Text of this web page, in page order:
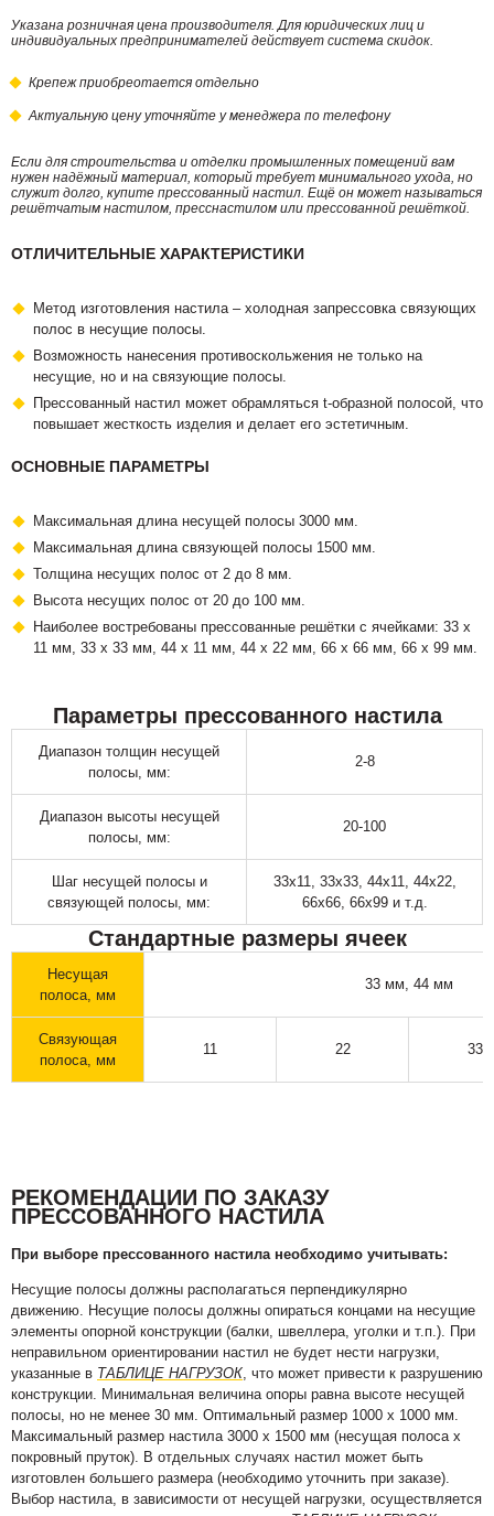
Указана розничная цена производителя. Для юридических лиц и
индивидуальных предпринимателей действует система скидок.
Крепеж приобреотается отдельно
Актуальную цену уточняйте у менеджера по телефону
Если для строительства и отделки промышленных помещений вам
нужен надёжный материал, который требует минимального ухода, но
служит долго, купите прессованный настил. Ещё он может называться
решётчатым настилом, пресснастилом или прессованной решёткой.
ОТЛИЧИТЕЛЬНЫЕ ХАРАКТЕРИСТИКИ
Метод изготовления настила – холодная запрессовка связующих
полос в несущие полосы.
Возможность нанесения противоскольжения не только на
несущие, но и на связующие полосы.
Прессованный настил может обрамляться t-образной полосой, что
повышает жесткость изделия и делает его эстетичным.
ОСНОВНЫЕ ПАРАМЕТРЫ
Максимальная длина несущей полосы 3000 мм.
Максимальная длина связующей полосы 1500 мм.
Толщина несущих полос от 2 до 8 мм.
Высота несущих полос от 20 до 100 мм.
Наиболее востребованы прессованные решётки с ячейками: 33 х
11 мм, 33 х 33 мм, 44 х 11 мм, 44 х 22 мм, 66 х 66 мм, 66 х 99 мм.
Параметры прессованного настила
Диапазон толщин несущей
полосы, мм:
2-8
Диапазон высоты несущей
полосы, мм:
20-100
Шаг несущей полосы и
связующей полосы, мм:
33х11, 33х33, 44х11, 44х22,
66х66, 66х99 и т.д.
Стандартные размеры ячеек
Несущая
полоса, мм
33 мм, 44 мм
Связующая
полоса, мм
11 22 33
РЕКОМЕНДАЦИИ ПО ЗАКАЗУ
ПРЕССОВАННОГО НАСТИЛА
При выборе прессованного настила необходимо учитывать:
Несущие полосы должны располагаться перпендикулярно
движению. Несущие полосы должны опираться концами на несущие
элементы опорной конструкции (балки, швеллера, уголки и т.п.). При
неправильном ориентировании настил не будет нести нагрузки,
указанные в ТАБЛИЦЕ НАГРУЗОК, что может привести к разрушению
конструкции. Минимальная величина опоры равна высоте несущей
полосы, но не менее 30 мм. Оптимальный размер 1000 х 1000 мм.
Максимальный размер настила 3000 х 1500 мм (несущая полоса х
покровный пруток). В отдельных случаях настил может быть
изготовлен большего размера (необходимо уточнить при заказе).
Выбор настила, в зависимости от несущей нагрузки, осуществляется